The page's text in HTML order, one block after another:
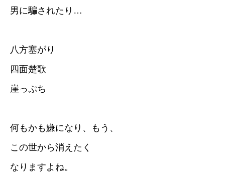
男に騙されたり…
八方塞がり
四面楚歌
崖っぷち
何もかも嫌になり、もう、
この世から消えたく
なりますよね。